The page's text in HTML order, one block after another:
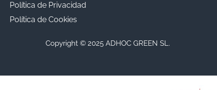
Política de Privacidad
Política de Cookies
Copyright © 2025 ADHOC GREEN SL.